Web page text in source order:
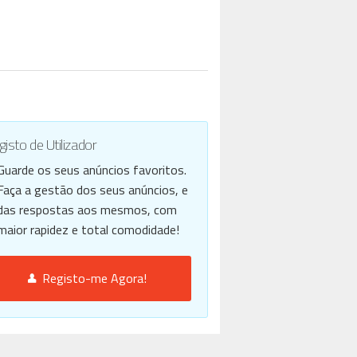
de Utilizador
os seus anúncios favoritos.
a gestão dos seus anúncios, e
respostas aos mesmos, com
rapidez e total comodidade!
Registo-me Agora!